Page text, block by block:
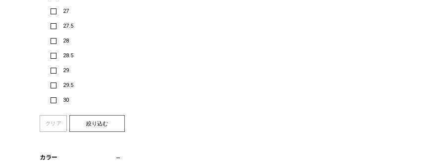
27
27.5
28
28.5
29
29.5
30
クリア 絞り込む
カラー